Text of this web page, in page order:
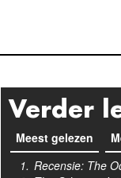
Verder
Meest gelezen
Recensie: The